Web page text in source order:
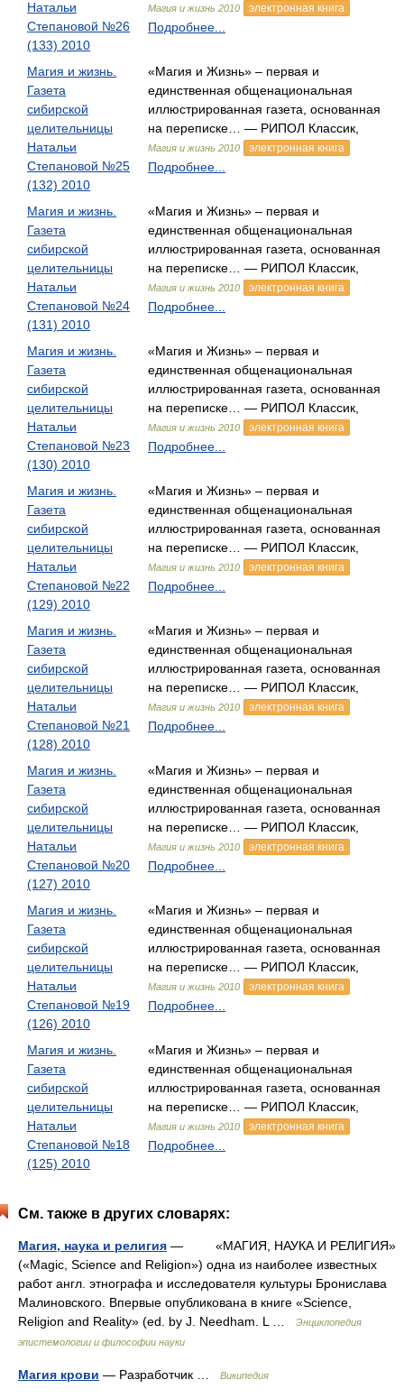
Натальи
Степановой №26
(133) 2010
Магия и жизнь 2010 электронная книга
Подробнее...
Магия и жизнь.
Газета
сибирской
целительницы
Натальи
Степановой №25
(132) 2010
«Магия и Жизнь» – первая и
единственная общенациональная
иллюстрированная газета, основанная
на переписке… — РИПОЛ Классик,
Магия и жизнь 2010 электронная книга
Подробнее...
Магия и жизнь.
Газета
сибирской
целительницы
Натальи
Степановой №24
(131) 2010
«Магия и Жизнь» – первая и
единственная общенациональная
иллюстрированная газета, основанная
на переписке… — РИПОЛ Классик,
Магия и жизнь 2010 электронная книга
Подробнее...
Магия и жизнь.
Газета
сибирской
целительницы
Натальи
Степановой №23
(130) 2010
«Магия и Жизнь» – первая и
единственная общенациональная
иллюстрированная газета, основанная
на переписке… — РИПОЛ Классик,
Магия и жизнь 2010 электронная книга
Подробнее...
Магия и жизнь.
Газета
сибирской
целительницы
Натальи
Степановой №22
(129) 2010
«Магия и Жизнь» – первая и
единственная общенациональная
иллюстрированная газета, основанная
на переписке… — РИПОЛ Классик,
Магия и жизнь 2010 электронная книга
Подробнее...
Магия и жизнь.
Газета
сибирской
целительницы
Натальи
Степановой №21
(128) 2010
«Магия и Жизнь» – первая и
единственная общенациональная
иллюстрированная газета, основанная
на переписке… — РИПОЛ Классик,
Магия и жизнь 2010 электронная книга
Подробнее...
Магия и жизнь.
Газета
сибирской
целительницы
Натальи
Степановой №20
(127) 2010
«Магия и Жизнь» – первая и
единственная общенациональная
иллюстрированная газета, основанная
на переписке… — РИПОЛ Классик,
Магия и жизнь 2010 электронная книга
Подробнее...
Магия и жизнь.
Газета
сибирской
целительницы
Натальи
Степановой №19
(126) 2010
«Магия и Жизнь» – первая и
единственная общенациональная
иллюстрированная газета, основанная
на переписке… — РИПОЛ Классик,
Магия и жизнь 2010 электронная книга
Подробнее...
Магия и жизнь.
Газета
сибирской
целительницы
Натальи
Степановой №18
(125) 2010
«Магия и Жизнь» – первая и
единственная общенациональная
иллюстрированная газета, основанная
на переписке… — РИПОЛ Классик,
Магия и жизнь 2010 электронная книга
Подробнее...
См. также в других словарях:
Магия, наука и религия — «МАГИЯ, НАУКА И РЕЛИГИЯ»
(«Magic, Science and Religion») одна из наиболее известных
работ англ. этнографа и исследователя культуры Бронислава
Малиновского. Впервые опубликована в книге «Science,
Religion and Reality» (ed. by J. Needham. L …
Энциклопедия
эпистемологии и философии науки
Магия крови — Разработчик … Википедия